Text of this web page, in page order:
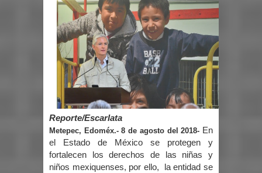
Reporte/Escarlata
Metepec, Edoméx.- 8 de agosto del 2018- En
el Estado de México se protegen y
fortalecen los derechos de las niñas y
niños mexiquenses, por ello, la entidad se